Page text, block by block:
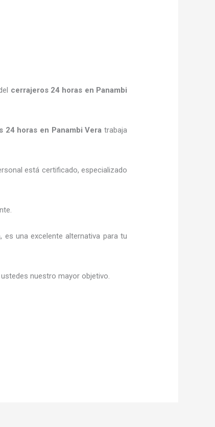
cerrajeros 24 horas en Panambi
24 horas en Panambi Vera trabaja
está certificado, especializado
, es una excelente alternativa para tu
nuestro mayor objetivo.